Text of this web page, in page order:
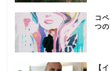
コ
つ
【